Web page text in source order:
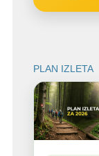
PLAN IZLETA